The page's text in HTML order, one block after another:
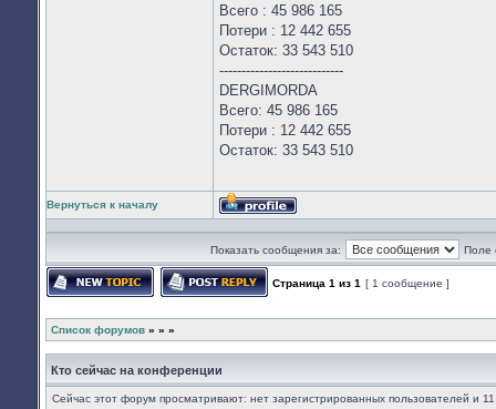
Всего : 45 986 165
Потери : 12 442 655
Остаток: 33 543 510
----------------------------
DERGIMORDA
Всего: 45 986 165
Потери : 12 442 655
Остаток: 33 543 510
Вернуться к началу
Профиль
Показать сообщения за: Поле
Страница 1 из 1 [ 1 сообщение ]
Список форумов » » »
Кто сейчас на конференции
Сейчас этот форум просматривают: нет зарегистрированных пользователей и 11